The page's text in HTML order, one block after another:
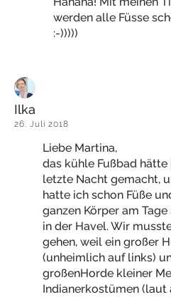
werden alle Füsse
:-)))))
Ilka
26. Juli 2018
Liebe Martina,
das kühle Fußbad hätte
letzte Nacht gemacht,
hatte ich schon Füße
ganzen Körper am
in der Havel. Wir
gehen, weil ein großer
(unheimlich auf links)
großenHorde kleiner
Indianerkostümen (laut